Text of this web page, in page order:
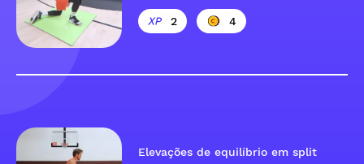
2 4
Elevações de equilíbrio em split